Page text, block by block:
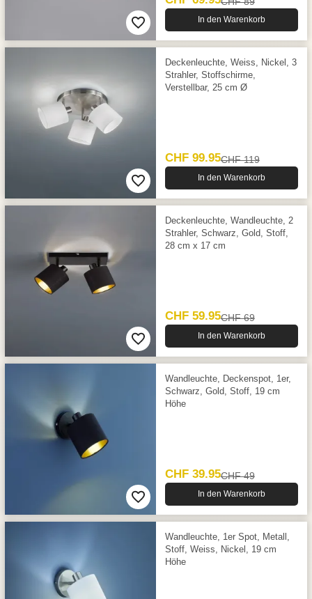
In den Warenkorb
Deckenleuchte, Weiss, Nickel, 3
Strahler, Stoffschirme,
Verstellbar, 25 cm Ø
CHF 99.95CHF 119
In den Warenkorb
Deckenleuchte, Wandleuchte, 2
Strahler, Schwarz, Gold, Stoff,
28 cm x 17 cm
CHF 59.95CHF 69
In den Warenkorb
Wandleuchte, Deckenspot, 1er,
Schwarz, Gold, Stoff, 19 cm
Höhe
CHF 39.95CHF 49
In den Warenkorb
Wandleuchte, 1er Spot, Metall,
Stoff, Weiss, Nickel, 19 cm
Höhe